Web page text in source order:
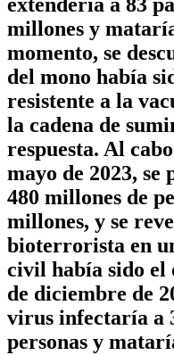
extendería a 83
millones y
momento, se
del mono había
resistente a la
la cadena de
respuesta. Al
mayo de 2023,
480 millones de
millones, y se
bioterrorista en
civil había sido el
de diciembre de
virus infectaría a
personas y